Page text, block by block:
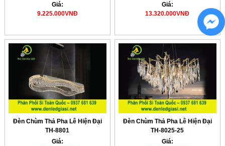
Giá:
9.225.000VNĐ
Giá:
13.320.000VNĐ
Đèn Chùm Thả Pha Lê Hiện Đại
TH-8801
Giá:
Đèn Chùm Thả Pha Lê Hiện Đại
TH-8025-25
Giá: